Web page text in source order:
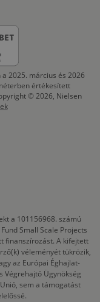
2025. március és 2026
értékesített
© 2026, Nielsen
a 101156968. számú
Small Scale Projects
finanszírozást. A kifejtett
véleményét tükrözik,
az Európai Éghajlat-
Végrehajtó Ügynökség
sem a támogatást